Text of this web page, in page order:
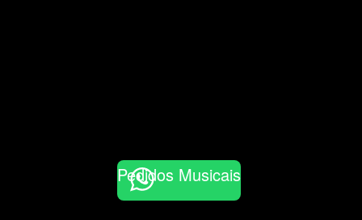
Pedidos Musicais